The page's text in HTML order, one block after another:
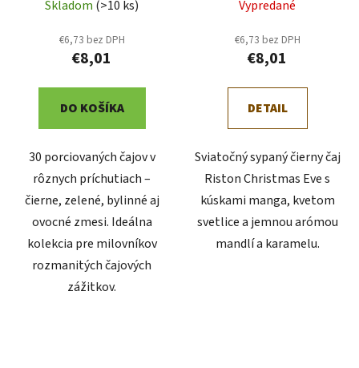
Skladom (>10 ks)
€6,73 bez DPH
€8,01
DO KOŠÍKA
30 porciovaných čajov v
rôznych príchutiach –
čierne, zelené, bylinné aj
ovocné zmesi. Ideálna
kolekcia pre milovníkov
rozmanitých čajových
zážitkov.
Vypredané
€6,73 bez DPH
€8,01
DETAIL
Sviatočný sypaný čierny čaj
Riston Christmas Eve s
kúskami manga, kvetom
svetlice a jemnou arómou
mandlí a karamelu.